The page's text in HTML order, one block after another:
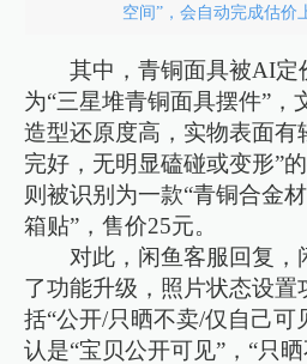
空间”，会自动完成估价
其中，青铜面具被AI定
为“三星堆青铜面具摆件”，
造型还原度高，实物表面有
完好，无明显磕碰或变形”
则被识别为一款“青铜合金
箱贴”，售价25元。
对此，闲鱼客服回复，
了功能升级，照片状态设置
括“公开/只晒不卖/仅自己可
认是“宝贝公开可见”，“只